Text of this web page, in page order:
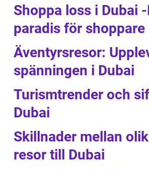
Shoppa loss i Dubai
paradis för shoppare
Äventyrsresor:
spänningen i Dubai
Turismtrender och
Dubai
Skillnader mellan
resor till Dubai